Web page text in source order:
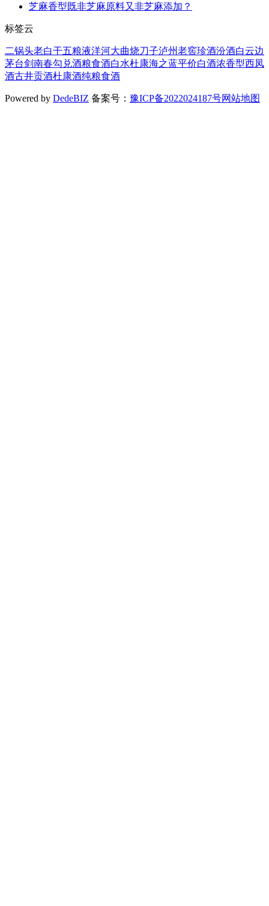
芝麻香型既非芝麻原料又非芝麻添加？
标签云
二锅头老白干五粮液洋河大曲烧刀子泸州老窖珍酒汾酒白云边
茅台剑南春勾兑酒粮食酒白水杜康海之蓝平价白酒浓香型西凤
酒古井贡酒杜康酒纯粮食酒
Powered by DedeBIZ 备案号： 豫ICP备2022024187号网站地图